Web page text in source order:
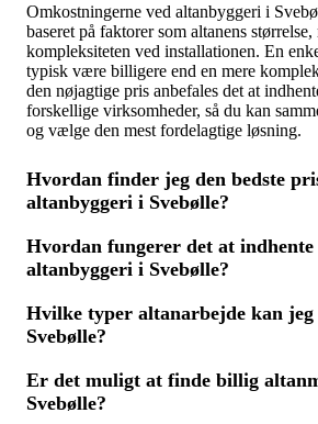
Omkostningerne ved altanbyggeri i
baseret på faktorer som altanens
kompleksiteten ved installationen. En
typisk være billigere end en mere
den nøjagtige pris anbefales det at
forskellige virksomheder, så du kan
og vælge den mest fordelagtige løsning.
Hvordan finder jeg den bedste
altanbyggeri i Svebølle?
For at opnå den bedste pris på
indhente 3 tilbud fra forskellige firmaer,
kvalitet og tidligere projekter kan du
der tilbyder både god service og pris.
Hvordan fungerer det at
altanbyggeri i Svebølle?
Ved at indhente 3 tilbud på altanbyggeri i
med at beskrive dine behov, såsom
forskellige virksomheder, der kan
har derefter mulighed for at
Hvilke typer altanarbejde kan
Svebølle?
Du kan få tilbud på en række
inklusive nybyggeri, renovering og
Er det muligt at finde billig
Svebølle?